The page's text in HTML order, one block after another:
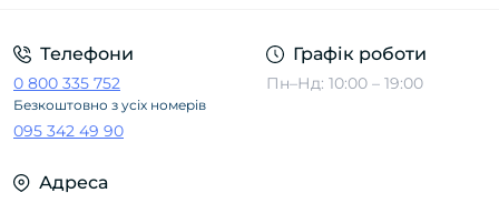
Телефони
0 800 335 752
Безкоштовно з усіх номерів
095 342 49 90
Графік роботи
Пн–Нд: 10:00 – 19:00
Адреса